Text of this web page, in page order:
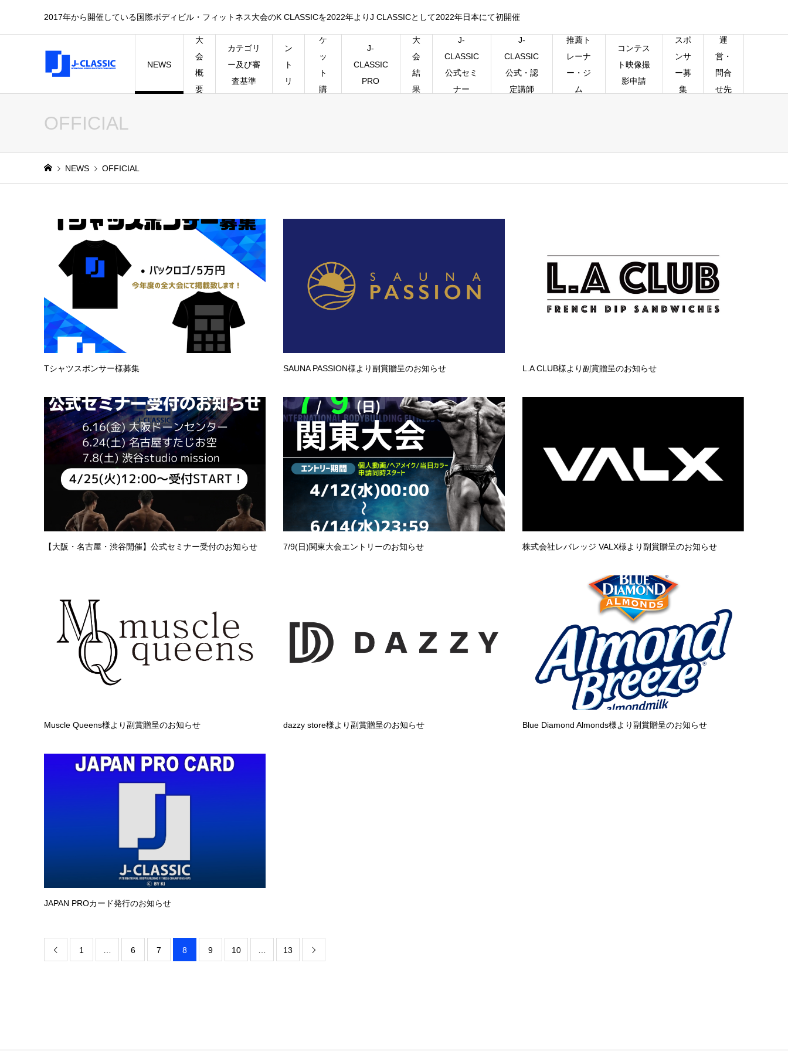
2017年から開催している国際ボディビル・フィットネス大会のK CLASSICを2022年よりJ CLASSICとして2022年日本にて初開催
NEWS
大
会
概
要
カテゴリ
ー及び審
査基準
ン
ト
リ
チ
ケ
ッ
ト
購
J-
CLASSIC
PRO
大
会
結
果
J-
CLASSIC
公式セミ
ナー
J-
CLASSIC
公式・認
定講師
推薦ト
レーナ
ー・ジ
ム
コンテス
ト映像撮
影申請
スポ
ンサ
ー募
集
運
営・
問合
せ先
OFFICIAL
NEWS OFFICIAL
Tシャツスポンサー様募集 SAUNA PASSION様より副賞贈呈のお知らせ L.A CLUB様より副賞贈呈のお知らせ
【大阪・名古屋・渋谷開催】公式セミナー受付のお知らせ 7/9(日)関東大会エントリーのお知らせ 株式会社レバレッジ VALX様より副賞贈呈のお知らせ
Muscle Queens様より副賞贈呈のお知らせ dazzy store様より副賞贈呈のお知らせ Blue Diamond Almonds様より副賞贈呈のお知らせ
JAPAN PROカード発行のお知らせ
 1 6 7 8 9 10 13 